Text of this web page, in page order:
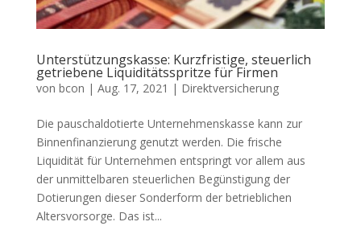
Unterstützungskasse: Kurzfristige, steuerlich
getriebene Liquiditätsspritze für Firmen
von bcon | Aug. 17, 2021 | Direktversicherung
Die pauschaldotierte Unternehmenskasse kann zur
Binnenfinanzierung genutzt werden. Die frische
Liquidität für Unternehmen entspringt vor allem aus
der unmittelbaren steuerlichen Begünstigung der
Dotierungen dieser Sonderform der betrieblichen
Altersvorsorge. Das ist...